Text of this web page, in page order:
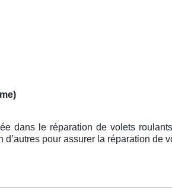
dans le réparation de volets
pour assurer la réparation de